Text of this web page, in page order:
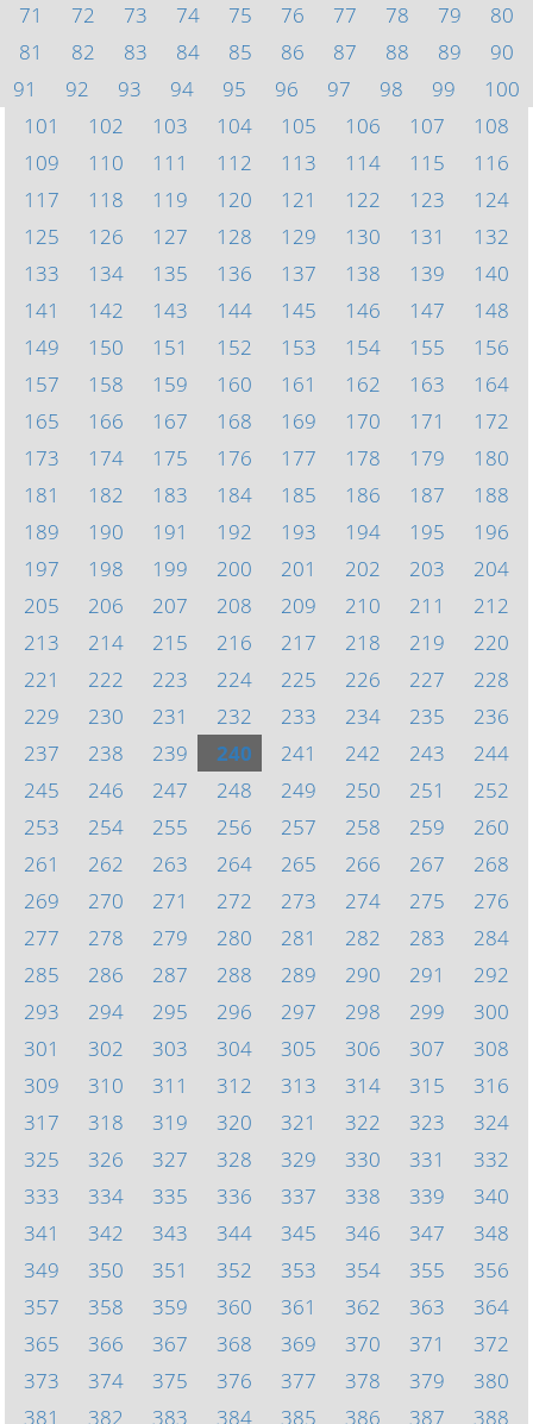
71
72 73 74 75 76 77 78 79
80
81
82 83 84 85 86 87 88 89
90
91
92 93 94 95 96 97 98 99
100
101
102 103 104 105 106 107
108
109
110 111 112 113 114 115
116
117
118 119 120 121 122 123
124
125
126 127 128 129 130 131
132
133
134 135 136 137 138 139
140
141
142 143 144 145 146 147
148
149
150 151 152 153 154 155
156
157
158 159 160 161 162 163
164
165
166 167 168 169 170 171
172
173
174 175 176 177 178 179
180
181
182 183 184 185 186 187
188
189
190 191 192 193 194 195
196
197
198 199 200 201 202 203
204
205
206 207 208 209 210 211
212
213
214 215 216 217 218 219
220
221
222 223 224 225 226 227
228
229
230 231 232 233 234 235
236
237
238 239 240 241 242 243
244
245
246 247 248 249 250 251
252
253
254 255 256 257 258 259
260
261
262 263 264 265 266 267
268
269
270 271 272 273 274 275
276
277
278 279 280 281 282 283
284
285
286 287 288 289 290 291
292
293
294 295 296 297 298 299
300
301
302 303 304 305 306 307
308
309
310 311 312 313 314 315
316
317
318 319 320 321 322 323
324
325
326 327 328 329 330 331
332
333
334 335 336 337 338 339
340
341
342 343 344 345 346 347
348
349
350 351 352 353 354 355
356
357
358 359 360 361 362 363
364
365
366 367 368 369 370 371
372
373
374 375 376 377 378 379
380
381
382 383 384 385 386 387 388